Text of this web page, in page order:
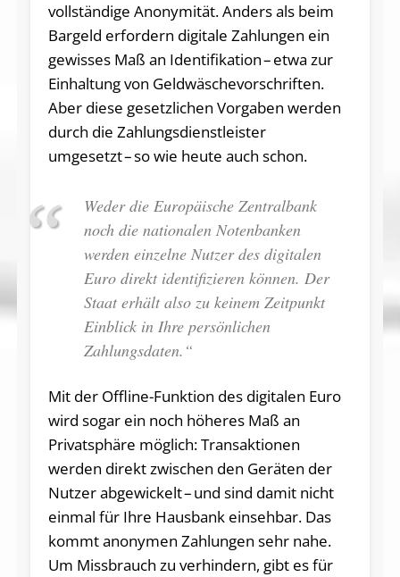
vollständige Anonymität. Anders als beim
Bargeld erfordern digitale Zahlungen ein
gewisses Maß an Identifikation – etwa zur
Einhaltung von Geldwäschevorschriften.
Aber diese gesetzlichen Vorgaben werden
durch die Zahlungsdienstleister
umgesetzt – so wie heute auch schon.
Weder die Europäische Zentralbank
noch die nationalen Notenbanken
werden einzelne Nutzer des digitalen
Euro direkt identifizieren können. Der
Staat erhält also zu keinem Zeitpunkt
Einblick in Ihre persönlichen
Zahlungsdaten.“
Mit der Offline-Funktion des digitalen Euro
wird sogar ein noch höheres Maß an
Privatsphäre möglich: Transaktionen
werden direkt zwischen den Geräten der
Nutzer abgewickelt – und sind damit nicht
einmal für Ihre Hausbank einsehbar. Das
kommt anonymen Zahlungen sehr nahe.
Um Missbrauch zu verhindern, gibt es für